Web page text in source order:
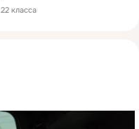
22 класса